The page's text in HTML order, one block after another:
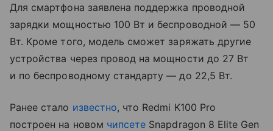
Для смартфона заявлена поддержка проводной
зарядки мощностью 100 Вт и беспроводной — 50
Вт. Кроме того, модель сможет заряжать другие
устройства через провод на мощности до 27 Вт
и по беспроводному стандарту — до 22,5 Вт.
Ранее стало известно, что Redmi K100 Pro
построен на новом чипсете Snapdragon 8 Elite Gen